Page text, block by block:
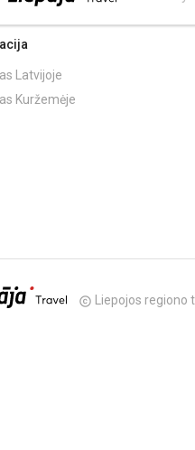
Latvijoje
Kuržemėje
copyright Liepojos